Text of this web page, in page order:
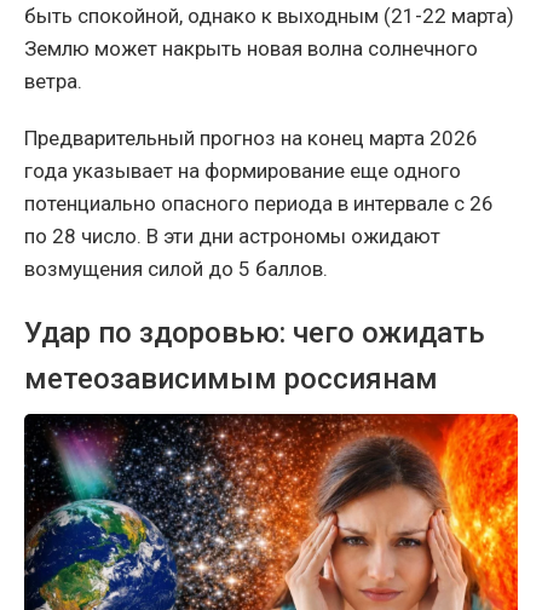
быть спокойной, однако к выходным (21-22 марта)
Землю может накрыть новая волна солнечного
ветра.
Предварительный прогноз на конец марта 2026
года указывает на формирование еще одного
потенциально опасного периода в интервале с 26
по 28 число. В эти дни астрономы ожидают
возмущения силой до 5 баллов.
Удар по здоровью: чего ожидать
метеозависимым россиянам